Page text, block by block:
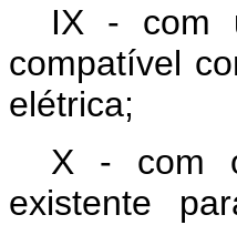
IX - com
compatível
elétrica;
X - com
existente